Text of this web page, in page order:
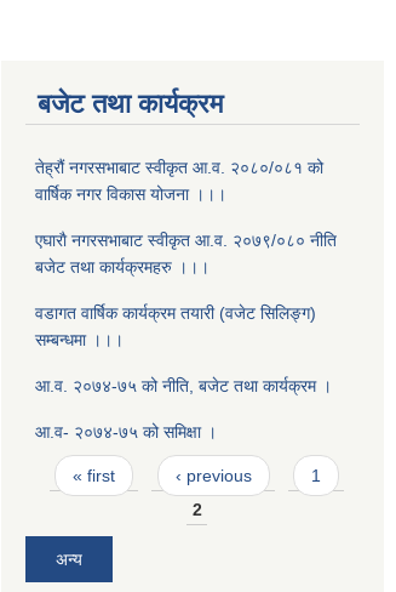
बजेट तथा कार्यक्रम
तेह्रौं नगरसभाबाट स्वीकृत आ‍.व. २०८०/०८१ को
वार्षिक नगर विकास योजना ।।।
एघाराै नगरसभाबाट स्वीकृत आ‍.व. २०७९/०८० नीति
बजेट तथा कार्यक्रमहरु ।।।
वडागत वार्षिक कार्यक्रम तयारी (वजेट सिलिङ्ग)
सम्बन्धमा ।।।
आ.व. २०७४-७५ को नीति, बजेट तथा कार्यक्रम ।
आ.व- २०७४-७५ को समिक्षा ।
Pages
« first ‹ previous
1
2
अन्य